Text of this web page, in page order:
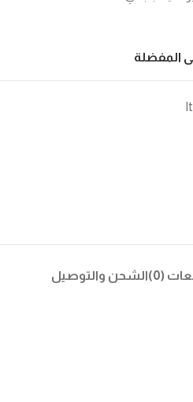
المفضلة
(0) الشحن والتوصيل